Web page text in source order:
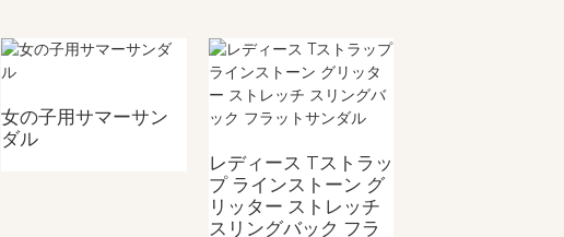
女の子用サマーサン
ダル
レディース Tストラッ
プ ラインストーン グ
リッター ストレッチ
スリングバック フラ